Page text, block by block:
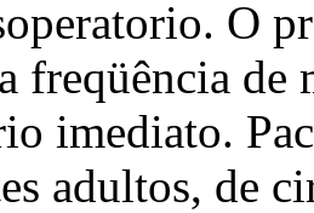
O
freqüência de
imediato.
adultos, de